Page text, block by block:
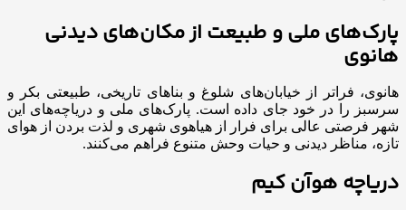
پارک‌های ملی و طبیعت از مکان‌های دیدنی
هانوی
هانوی، فراتر از خیابان‌های شلوغ و بناهای تاریخی، طبیعتی بکر و
سرسبز را در خود جای داده است. پارک‌های ملی و دریاچه‌های این
شهر فرصتی عالی برای فرار از هیاهوی شهری و لذت بردن از هوای
تازه، مناظر دیدنی و حیات وحش متنوع فراهم می‌کنند.
دریاچه هوآن کیم